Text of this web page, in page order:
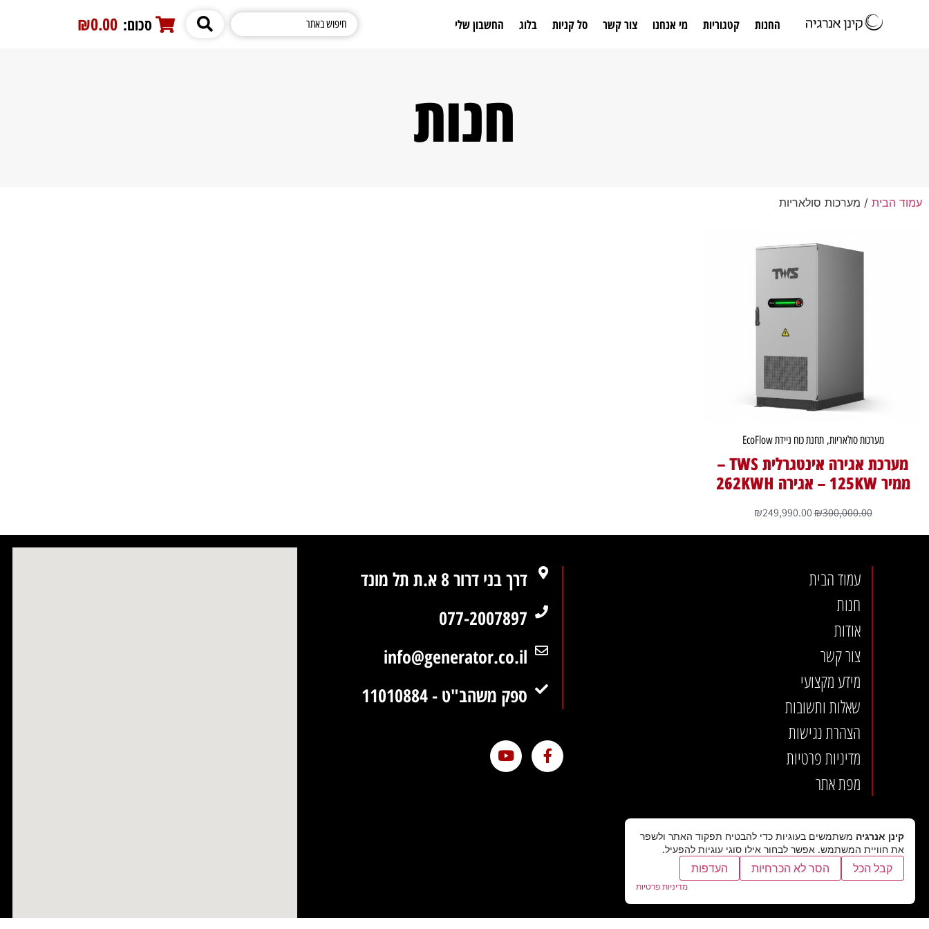
החנות קטגוריות מי אנחנו צור קשר סל קניות בלוג החשבון שלי סכום: 0
₪0.00
חנות
עמוד הבית / מערכות סולאריות
מערכות סולאריות,תחנת כוח ניידת EcoFlow
מערכת אגירה אינטגרלית TWS –
ממיר 125KW – אגירה 262KWH
₪300,000.00
₪249,990.00
עמוד הבית
חנות
אודות
צור קשר
מידע מקצועי
שאלות ותשובות
הצהרת נגישות
מדיניות פרטיות
מפת אתר
דרך בני דרור 8 א.ת תל מונד
077-2007897
info@generator.co.il
ספק משהב"ט - 11010884
קינן אנרגיה משתמשים בעוגיות כדי להבטיח תפקוד האתר ולשפר
את חוויית המשתמש. אפשר לבחור אילו סוגי עוגיות להפעיל.
קבל הכל הסר לא הכרחיות העדפות
מדיניות פרטיות